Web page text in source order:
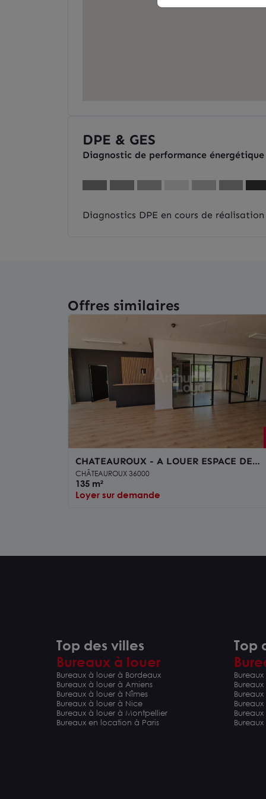
DPE & GES
Diagnostic de performance énergétique
Diagnostics DPE en cours de réalisation
Offres similaires
CHATEAUROUX - A LOUER ESPACE DE
BUREAUX - 135 m²
CHÂTEAUROUX 36000
135 m²
Loyer sur demande
Top des villes
Bureaux à louer
Bureaux à louer à Bordeaux
Bureaux à louer à Amiens
Bureaux à louer à Nîmes
Bureaux à louer à Nice
Bureaux à louer à Montpellier
Bureaux en location à Paris
Top